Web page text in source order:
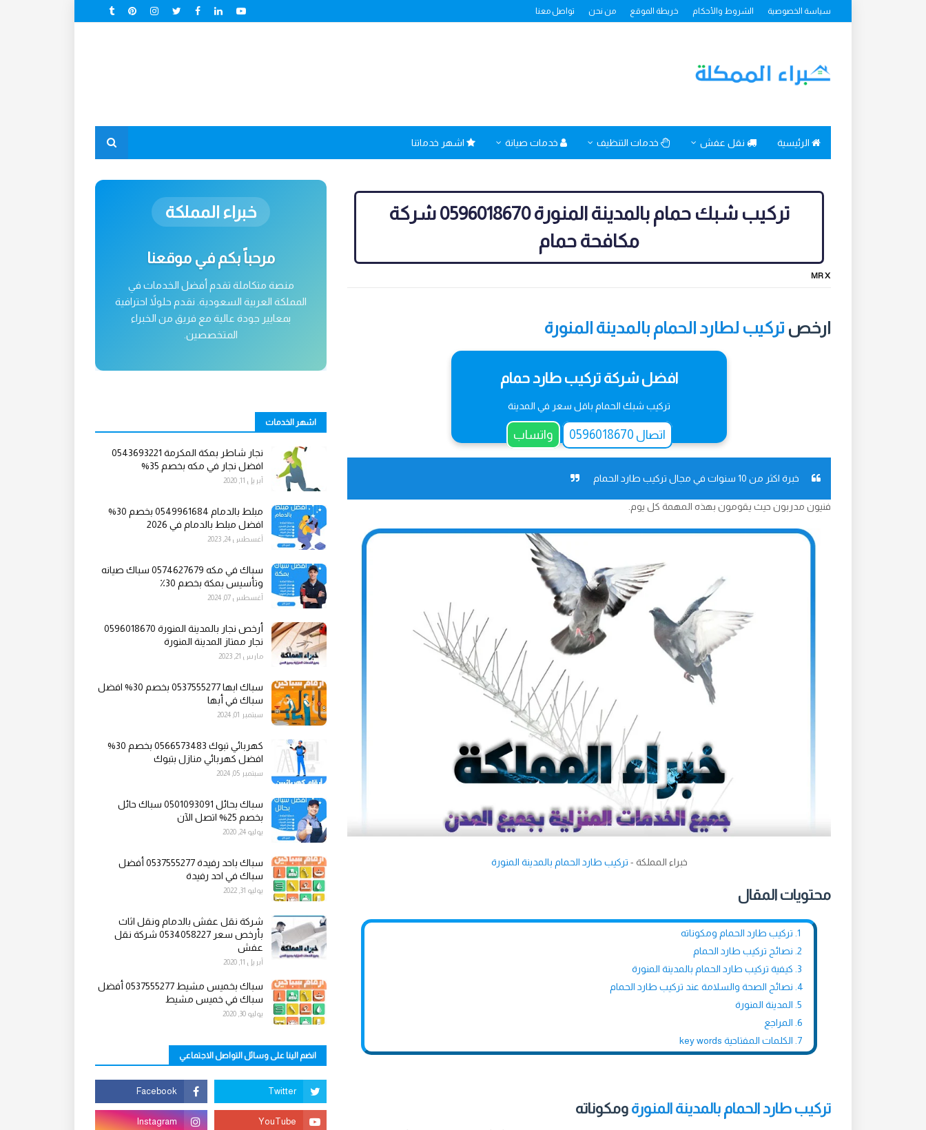
سياسة الخصوصية الشروط والأحكام خريطة الموقع من نحن تواصل معنا
الرئيسية نقل عفش خدمات التنظيف خدمات صيانة اشهر خدماتنا
تركيب شبك حمام بالمدينة المنورة 0596018670 شركة
مكافحة حمام
MR X
ارخص تركيب لطارد الحمام بالمدينة المنورة
افضل شركة تركيب طارد حمام
تركيب شبك الحمام باقل سعر في المدينة
اتصال 0596018670‬‏ واتساب
خبرة اكثر من 10 سنوات في مجال تركيب طارد الحمام
فنيون مدربون حيث يقومون بهذه المهمة كل يوم.
خبراء المملكة - تركيب طارد الحمام بالمدينة المنورة
محتويات المقال
تركيب طارد الحمام ومكوناته
نصائح تركيب طارد الحمام
كيفية تركيب طارد الحمام بالمدينة المنورة
نصائح الصحة والسلامة عند تركيب طارد الحمام
المدينة المنورة
المراجع
الكلمات المفتاحية key words
تركيب طارد الحمام بالمدينة المنورة ومكوناته
خبراء المملكة
مرحباً بكم في موقعنا
منصة متكاملة تقدم أفضل الخدمات في
المملكة العربية السعودية. نقدم حلولاً احترافية
بمعايير جودة عالية مع فريق من الخبراء
المتخصصين.
اشهر الخدمات
نجار شاطر بمكة المكرمة 0543693221
افضل نجار في مكه بخصم 35%
أبريل 11, 2020
مبلط بالدمام 0549961684 بخصم 30%
افضل مبلط بالدمام في 2026
أغسطس 24, 2023
سباك في مكه 0574627679 سباك صيانه
وتأسيس بمكة بخصم 30٪
أغسطس 07, 2024
أرخص نجار بالمدينة المنورة 0596018670
نجار ممتاز المدينة المنورة
مارس 21, 2023
سباك ابها 0537555277 بخصم 30% افضل
سباك في أبها
سبتمبر 01, 2024
كهربائي تبوك 0566573483 بخصم 30%
افضل كهربائي منازل بتبوك
سبتمبر 05, 2024
سباك بحائل 0501093091 سباك حائل
بخصم 25% اتصل الآن
يوليو 24, 2020
سباك باحد رفيدة 0537555277 أفضل
سباك في احد رفيدة
يوليو 31, 2022
شركة نقل عفش بالدمام ونقل اثاث
بأرخص سعر 0534058227 شركة نقل
عفش
أبريل 11, 2020
سباك بخميس مشيط 0537555277 أفضل
سباك في خميس مشيط
يوليو 30, 2020
انضم الينا على وسائل التواصل الاجتماعي